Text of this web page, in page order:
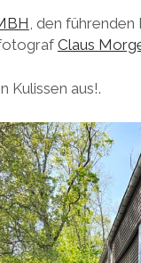
, den
Claus
Kulissen aus!.